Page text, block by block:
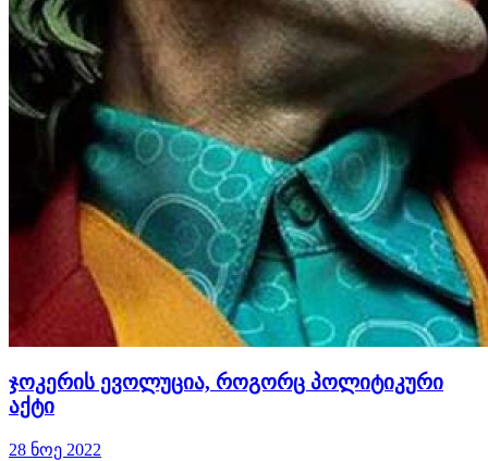
ჯოკერის ევოლუცია, როგორც პოლიტიკური
აქტი
28 ნოე 2022